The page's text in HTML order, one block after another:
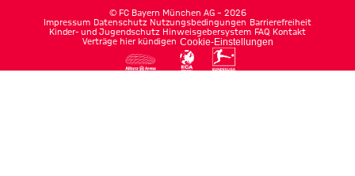
© FC Bayern München AG – 2026
Impressum Datenschutz Nutzungsbedingungen Barrierefreiheit
Kinder- und Jugendschutz Hinweisgebersystem FAQ Kontakt
Verträge hier kündigen Cookie-Einstellungen